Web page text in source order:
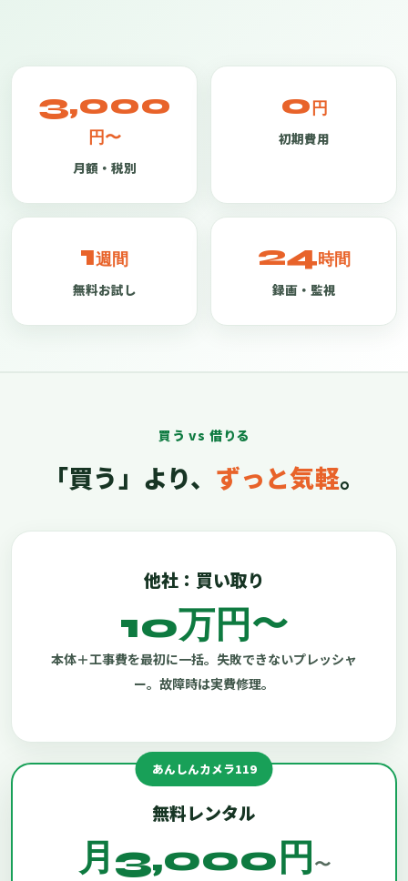
3,000
円〜
月額・税別
0 円
初期費用
1週間
無料お試し
24時間
録画・監視
買う vs 借りる
「買う」より、 ずっと気軽。
他社：買い取り
10万円〜
本体＋工事費を最初に一括。失敗できないプレッシャ
ー。故障時は実費修理。
あんしんカメラ119
無料レンタル
月3,000円 〜